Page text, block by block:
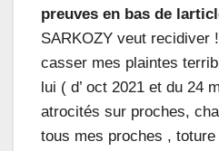
preuves en bas de
SARKOZY veut recidiver
casser mes plaintes
lui ( d’ oct 2021 et du 24
atrocités sur proches,
tous mes proches ,